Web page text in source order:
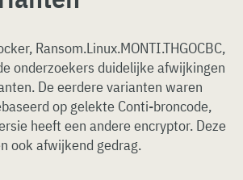
Ransom.Linux.MONTI.THGOCBC,
onderzoekers duidelijke afwijkingen
De eerdere varianten waren
op gelekte Conti-broncode,
heeft een andere encryptor. Deze
ook afwijkend gedrag.